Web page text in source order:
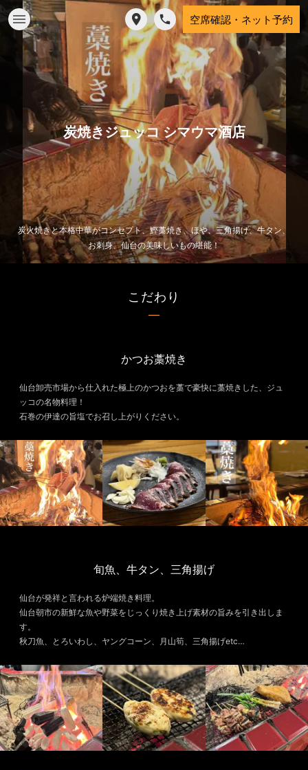
空席確認・ネット予約
炭焼きジュッコ シマウマ酒店
炭火焼きと本格中華がコンセプト、鰹藁焼き、ほや、三角揚げ、牛タン、
お刺身、仙台の美味しいもの堪能！
こだわり
かつお藁焼き
仙台卸売市場から仕入れた極上のかつおを藁で豪快に藁焼きした、ジュ
ッコの名物料理！
石巻の伊達の旨塩でお召し上がりください。
旬魚、牛タン、三角揚げ
仙台が発祥と言われる炉端焼き料理。
仙台朝市の新鮮な魚や野菜をじっくり焼き上げ素材の旨みを引き出しま
す。
秋刀魚、とろいわし、ヤングコーン、月山筍、三角揚げetc…